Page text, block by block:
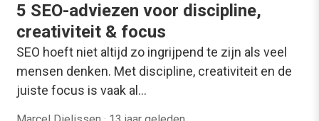
5 SEO-adviezen voor discipline,
creativiteit & focus
SEO hoeft niet altijd zo ingrijpend te zijn als veel
mensen denken. Met discipline, creativiteit en de
juiste focus is vaak al…